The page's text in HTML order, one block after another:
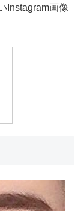
Instagram画像